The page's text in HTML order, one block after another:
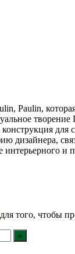
Paulin,
конструкция
дизайнера,
интерьерного и
для того, чтобы